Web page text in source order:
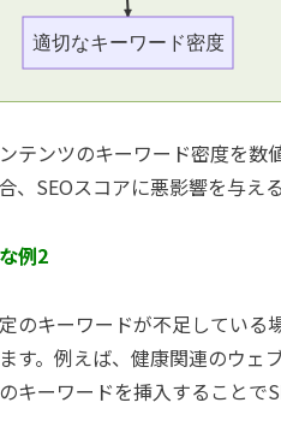
適切なキーワード密度
テンツのキーワード密度を
、SEOスコアに悪影響を与え
例2
のキーワードが不足してい
す。例えば、健康関連のウ
キーワードを挿入することで